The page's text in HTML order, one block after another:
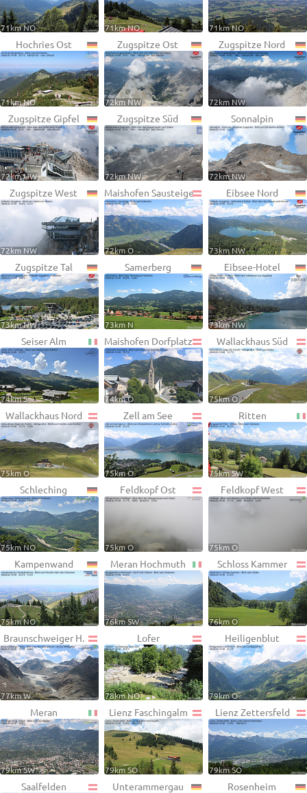
71km NO 71km NO 71km NO
Hochries Ost
71km NO
Zugspitze Ost
72km NW
Zugspitze Nord
72km NW
Zugspitze Gipfel
72km NW
Zugspitze Süd
72km NW
Sonnalpin
72km NW
Zugspitze West
72km NW
Maishofen Sausteige
72km O
Eibsee Nord
73km NW
Zugspitze Tal
73km NW
Samerberg
73km N
Eibsee-Hotel
73km NW
Seiser Alm
74km S
Maishofen Dorfplatz
74km O
Wallackhaus Süd
75km O
Wallackhaus Nord
75km O
Zell am See
75km O
Ritten
75km SW
Schleching
75km NO
Feldkopf Ost
75km O
Feldkopf West
75km O
Kampenwand
75km NO
Meran Hochmuth
76km SW
Schloss Kammer
76km O
Braunschweiger H.
77km W
Lofer
78km NO
Heiligenblut
79km O
Meran
79km SW
Lienz Faschingalm
79km SO
Lienz Zettersfeld
79km SO
Saalfelden Unterammergau Rosenheim